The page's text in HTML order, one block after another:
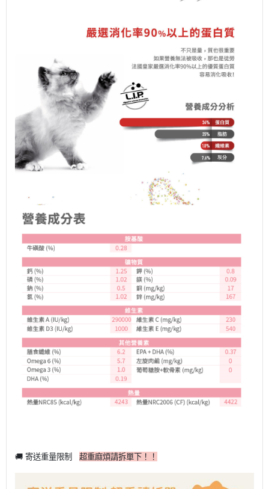
🚚 寄送重量限制 超重麻煩請拆單下！！